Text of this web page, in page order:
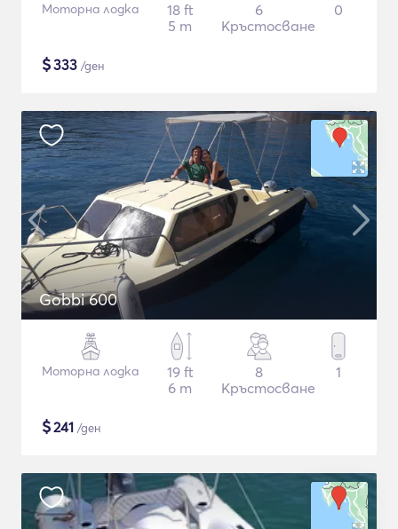
Моторна лодка
18 ft
5 m
6
Кръстосване
0
$333 /ден
Gobbi 600
Моторна лодка
19 ft
6 m
8
Кръстосване
1
$241 /ден